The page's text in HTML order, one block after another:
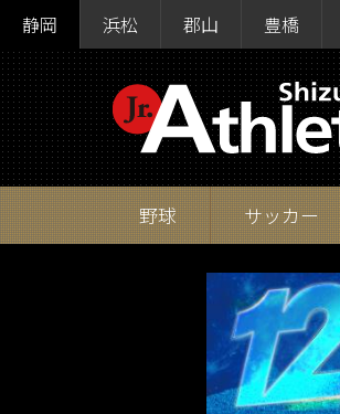
静岡 浜松 郡山 豊橋
野球 サッカー